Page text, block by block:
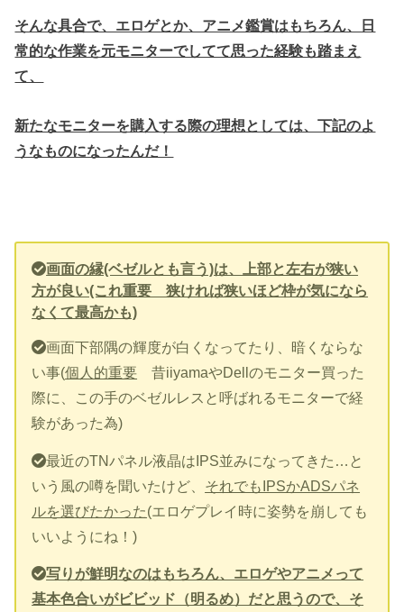
そんな具合で、エロゲとか、アニメ鑑賞はもちろん、日
常的な作業を元モニターでしてて思った経験も踏まえ
て、
新たなモニターを購入する際の理想としては、下記のよ
うなものになったんだ！
画面の縁(ベゼルとも言う)は、上部と左右が狭い
方が良い(これ重要 狭ければ狭いほど枠が気になら
なくて最高かも)
画面下部隅の輝度が白くなってたり、暗くならな
い事(個人的重要 昔iiyamaやDellのモニター買った
際に、この手のベゼルレスと呼ばれるモニターで経
験があった為)
最近のTNパネル液晶はIPS並みになってきた…と
いう風の噂を聞いたけど、 それでもIPSかADSパネ
ルを選びたかった(エロゲプレイ時に姿勢を崩しても
いいようにね！)
写りが鮮明なのはもちろん、エロゲやアニメって
基本色合いがビビッド（明るめ）だと思うので、そ